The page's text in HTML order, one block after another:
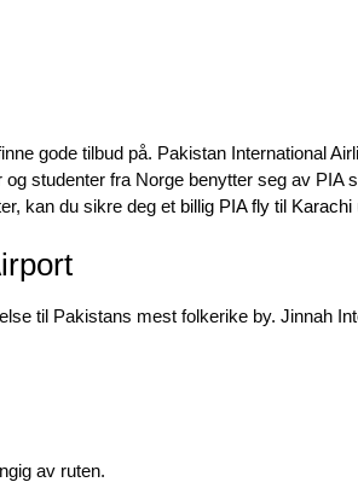
gode tilbud på. Pakistan International
studenter fra Norge benytter seg av PIA
kan du sikre deg et billig PIA fly til Karachi
til Pakistans mest folkerike by. Jinnah
av ruten.